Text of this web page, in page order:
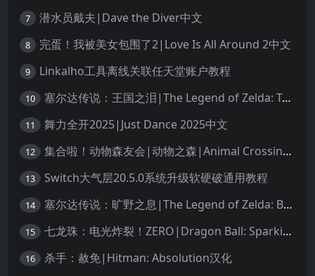
7 潜水员戴夫|Dave the Diver中文
8 完蛋！我被美女包围了2|Love Is All Around 2中文
9 Linkalho工具离线关联任天堂账户教程
10 塞尔达传说：王国之泪|The Legend of Zelda: Tears of the Kingdom中文
11 舞力全开2025|Just Dance 2025中文
12 集合啦！动物森友会|动物之森|Animal Crossing: New Horizons中文
13 Switch大气层20.5.0系统升级软硬破通用教程
14 塞尔达传说：旷野之息|The Legend of Zelda: Breath of the Wild中文
15 七龙珠：电光炸裂！ZERO|Dragon Ball: Sparking! Zero中文
16 杀手：赦免|Hitman: Absolution汉化